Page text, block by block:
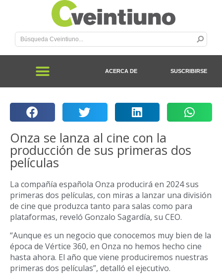
ACERCA DE SUSCRIBIRSE
Onza se lanza al cine con la
producción de sus primeras dos
películas
La compañía española Onza producirá en 2024 sus
primeras dos películas, con miras a lanzar una división
de cine que produzca tanto para salas como para
plataformas, reveló Gonzalo Sagardía, su CEO.
“Aunque es un negocio que conocemos muy bien de la
época de Vértice 360, en Onza no hemos hecho cine
hasta ahora. El año que viene produciremos nuestras
primeras dos películas”, detalló el ejecutivo.